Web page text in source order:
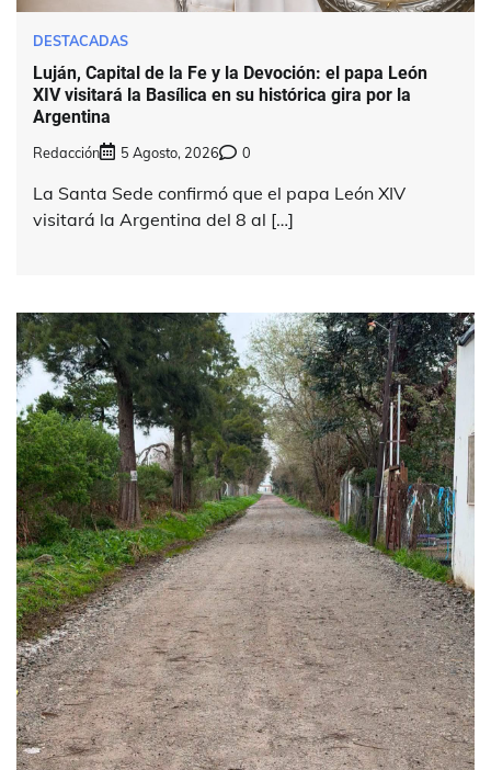
DESTACADAS
Luján, Capital de la Fe y la Devoción: el papa León
XIV visitará la Basílica en su histórica gira por la
Argentina
Redacción 5 Agosto, 2026 0
La Santa Sede confirmó que el papa León XIV
visitará la Argentina del 8 al […]